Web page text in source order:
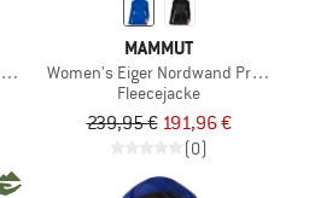
ML Hooded Jacket
MAMMUT
Women's Eiger Nordwand Pro
Fleecejacke
239,95 € 191,96 €
(0)